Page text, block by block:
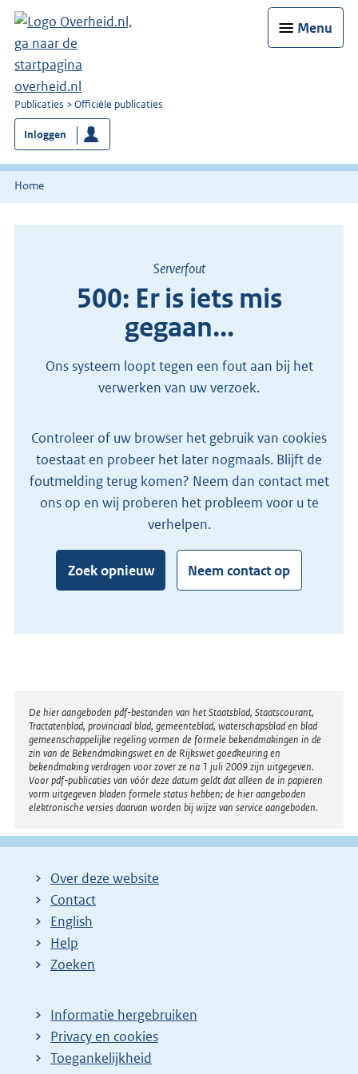
Menu
U
bent
nu
hier:
Publicaties Officiële publicaties
Inloggen
Home
500: Er is iets mis
gegaan...
Serverfout
Ons systeem loopt tegen een fout aan bij het
verwerken van uw verzoek.
Controleer of uw browser het gebruik van cookies
toestaat en probeer het later nogmaals. Blijft de
foutmelding terug komen? Neem dan contact met
ons op en wij proberen het probleem voor u te
verhelpen.
Zoek opnieuw Neem contact op
Disclaimer
De hier aangeboden pdf-bestanden van het Staatsblad, Staatscourant,
Tractatenblad, provinciaal blad, gemeenteblad, waterschapsblad en blad
gemeenschappelijke regeling vormen de formele bekendmakingen in de
zin van de Bekendmakingswet en de Rijkswet goedkeuring en
bekendmaking verdragen voor zover ze na 1 juli 2009 zijn uitgegeven.
Voor pdf-publicaties van vóór deze datum geldt dat alleen de in papieren
vorm uitgegeven bladen formele status hebben; de hier aangeboden
elektronische versies daarvan worden bij wijze van service aangeboden.
Over deze website
Contact
English
Help
Zoeken
Informatie hergebruiken
Privacy en cookies
Toegankelijkheid